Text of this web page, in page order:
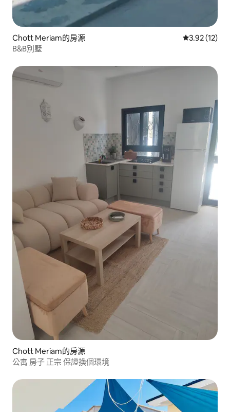
Chott Meriam的房源 從 12 則評價
3.92 (12)
B&B別墅
Chott Meriam的房源
公寓 房子 正宗 保證換個環境